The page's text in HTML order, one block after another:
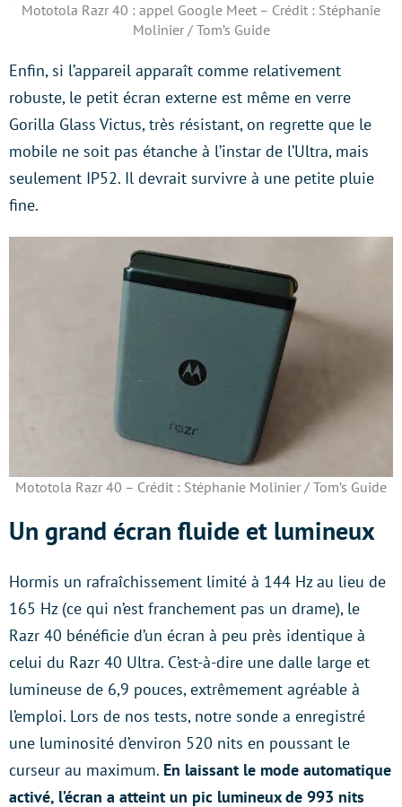
Mototola Razr 40 : appel Google Meet – Crédit : Stéphanie
Molinier / Tom’s Guide
Enfin, si l’appareil apparaît comme relativement
robuste, le petit écran externe est même en verre
Gorilla Glass Victus, très résistant, on regrette que le
mobile ne soit pas étanche à l’instar de l’Ultra, mais
seulement IP52. Il devrait survivre à une petite pluie
fine.
Mototola Razr 40 – Crédit : Stéphanie Molinier / Tom’s Guide
Un grand écran fluide et lumineux
Hormis un rafraîchissement limité à 144 Hz au lieu de
165 Hz (ce qui n’est franchement pas un drame), le
Razr 40 bénéficie d’un écran à peu près identique à
celui du Razr 40 Ultra. C’est-à-dire une dalle large et
lumineuse de 6,9 pouces, extrêmement agréable à
l’emploi. Lors de nos tests, notre sonde a enregistré
une luminosité d’environ 520 nits en poussant le
curseur au maximum. En laissant le mode automatique
activé, l’écran a atteint un pic lumineux de 993 nits